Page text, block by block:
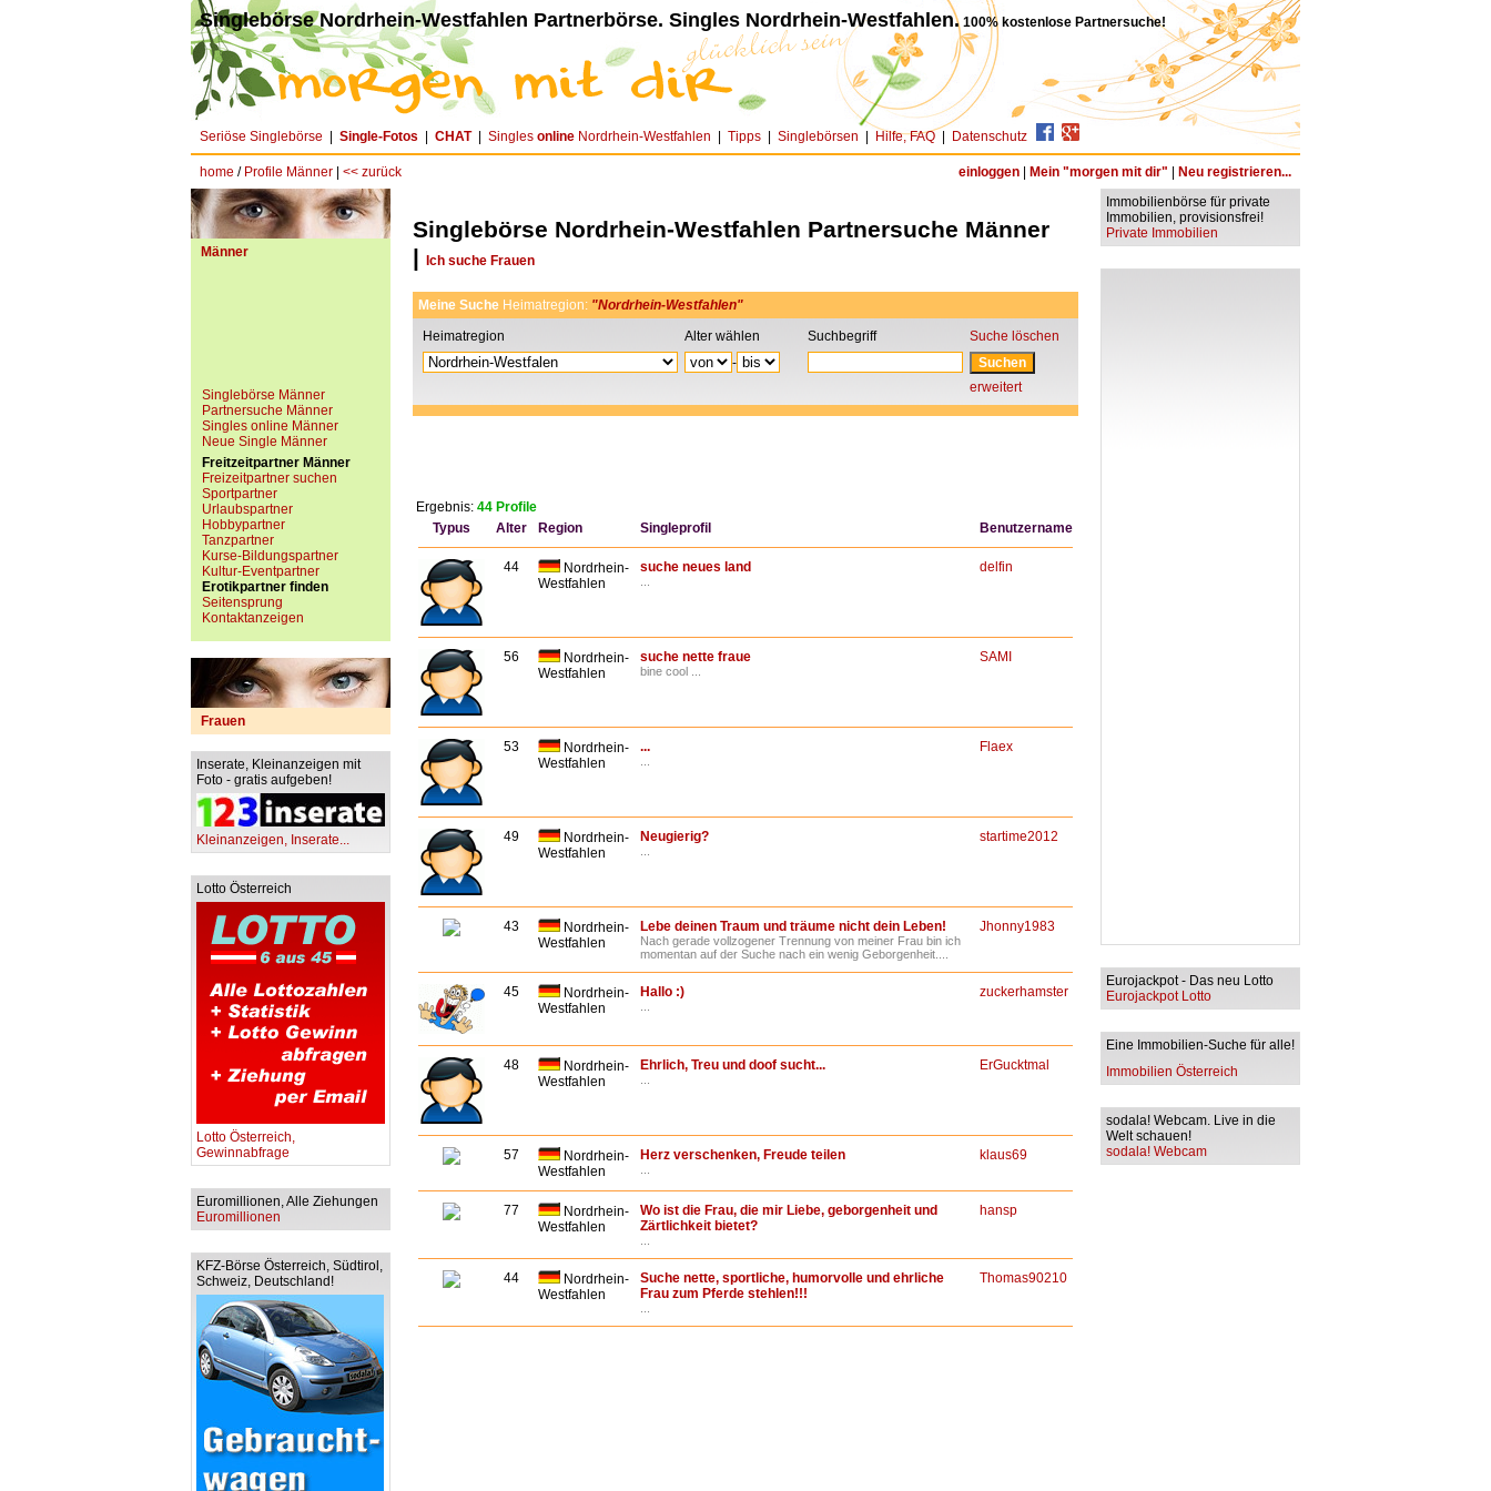
Singlebörse Nordrhein-Westfahlen Partnerbörse. Singles Nordrhein-Westfahlen. 100% kostenlose Partnersuche!
Seriöse Singlebörse Single-Fotos CHAT| Singles online Nordrhein-Westfahlen Tipps Singlebörsen Hilfe, FAQ Datenschutz
home / Profile Männer << zurück einloggen Mein "morgen mit dir" Neu registrieren...
Männer
Singlebörse Männer
Partnersuche Männer
Singles online Männer
Neue Single Männer
Freitzeitpartner Männer
Freizeitpartner suchen
Sportpartner
Urlaubspartner
Hobbypartner
Tanzpartner
Kurse-Bildungspartner
Kultur-Eventpartner
Erotikpartner finden
Seitensprung
Kontaktanzeigen
Frauen
Inserate, Kleinanzeigen mit
Foto - gratis aufgeben!
Kleinanzeigen, Inserate...
Lotto Österreich
Lotto Österreich,
Gewinnabfrage
Euromillionen, Alle Ziehungen
Euromillionen
KFZ-Börse Österreich, Südtirol,
Schweiz, Deutschland!
Singlebörse Nordrhein-Westfahlen Partnersuche Männer
|
Ich suche Frauen
Meine Suche Heimatregion: "Nordrhein-Westfahlen"
Heimatregion
Alter wählen Suchbegriff
Suche löschen
-
erweitert
Ergebnis: 44 Profile
Typus
Alter Region Singleprofil Benutzername
44
Nordrhein-
Westfahlen
suche neues land delfin
56
Nordrhein-
Westfahlen
suche nette fraue
bine cool ...
SAMI
53
Nordrhein-
Westfahlen
... Flaex
49
Nordrhein-
Westfahlen
Neugierig? startime2012
43
Nordrhein-
Westfahlen
Lebe deinen Traum und träume nicht dein Leben!
Nach gerade vollzogener Trennung von meiner Frau bin ich
momentan auf der Suche nach ein wenig Geborgenheit....
Jhonny1983
45
Nordrhein-
Westfahlen
Hallo :) zuckerhamster
48
Nordrhein-
Westfahlen
Ehrlich, Treu und doof sucht... ErGucktmal
57
Nordrhein-
Westfahlen
Herz verschenken, Freude teilen klaus69
77
Nordrhein-
Westfahlen
Wo ist die Frau, die mir Liebe, geborgenheit und
Zärtlichkeit bietet?
hansp
44
Nordrhein-
Westfahlen
Suche nette, sportliche, humorvolle und ehrliche
Frau zum Pferde stehlen!!!
Thomas90210
Immobilienbörse für private
Immobilien, provisionsfrei!
Private Immobilien
Eurojackpot - Das neu Lotto
Eurojackpot Lotto
Eine Immobilien-Suche für alle!
Immobilien Österreich
sodala! Webcam. Live in die
Welt schauen!
sodala! Webcam